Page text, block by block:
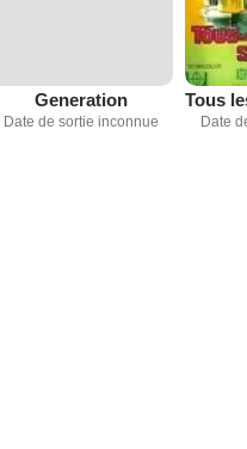
Generation
Date de sortie inconnue Date